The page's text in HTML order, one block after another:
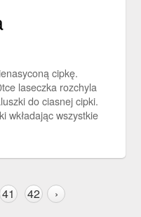
cipkę.
laseczka rozchyla
do ciasnej cipki.
wkładając wszystkie
41 42 ›